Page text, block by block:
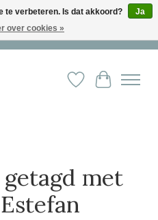
Niet goed? Geld terug! ︱ Gratis
Verlanglijst
met
te verbeteren. Is dat akkoord?
Ja
over cookies »